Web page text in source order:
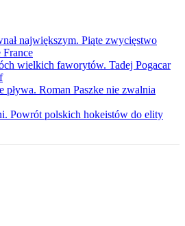
największym. Piąte zwycięstwo
France
wielkich faworytów. Tadej Pogacar
pływa. Roman Paszke nie zwalnia
Powrót polskich hokeistów do elity